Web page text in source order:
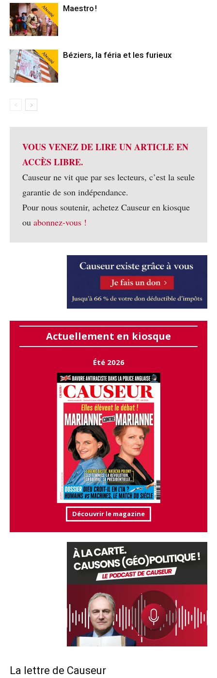
Abonné Maestro !
Abonné Béziers, la féria et les furieux
VOUS VENEZ DE LIRE UN ARTICLE EN
ACCÈS LIBRE.
Causeur ne vit que par ses lecteurs, c’est la seule
garantie de son indépendance.
Pour nous soutenir, achetez Causeur en kiosque
ou abonnez-vous !
Actuellement en kiosque
Été 2026
Découvrir le magazine
La lettre de Causeur